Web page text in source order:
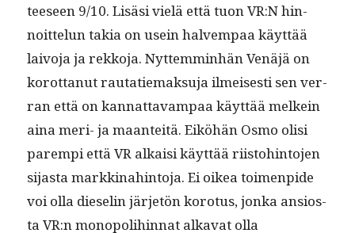
teeseen 9/10. Lisäsi vielä että tuon VR:N hin­
noit­telun takia on usein halvem­paa käyt­tää
laivo­ja ja rekko­ja. Nyt­tem­min­hän Venäjä on
korot­tanut rautatiemak­su­ja ilmeis­es­ti sen ver­
ran että on kan­nat­tavam­paa käyt­tää melkein
aina meri- ja maan­teitä. Eiköhän Osmo olisi
parem­pi että VR alka­isi käyt­tää riis­to­hin­to­jen
sijas­ta markki­nahin­to­ja. Ei oikea toimen­pide
voi olla dieselin jär­jetön koro­tus, jon­ka ansios­
ta VR:n monop­o­li­hin­nat alka­vat olla